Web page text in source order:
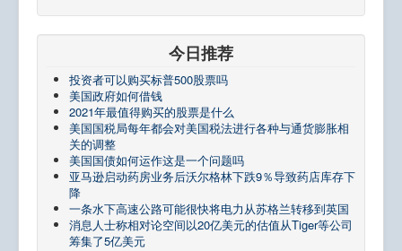
今日推荐
投资者可以购买标普500股票吗
美国政府如何借钱
2021年最值得购买的股票是什么
美国国税局每年都会对美国税法进行各种与通货膨胀相
关的调整
美国国债如何运作这是一个问题吗
亚马逊启动药房业务后沃尔格林下跌9％导致药店库存下
降
一条水下高速公路可能很快将电力从苏格兰转移到英国
消息人士称相对论空间以20亿美元的估值从Tiger等公司
筹集了5亿美元